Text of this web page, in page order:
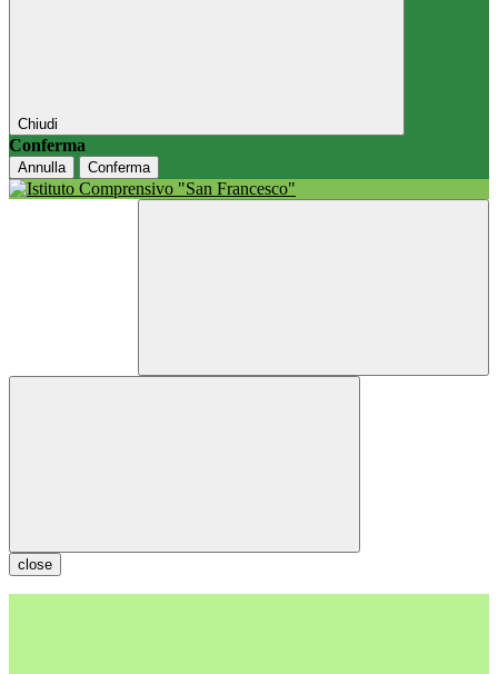
Chiudi
Conferma
Annulla Conferma
close